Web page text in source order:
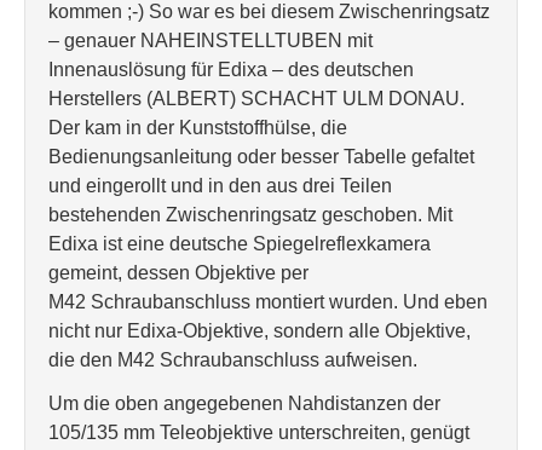
kommen ;-) So war es bei diesem Zwischenringsatz
– genauer NAHEINSTELLTUBEN mit
Innenauslösung für Edixa – des deutschen
Herstellers (ALBERT) SCHACHT ULM DONAU.
Der kam in der Kunststoffhülse, die
Bedienungsanleitung oder besser Tabelle gefaltet
und eingerollt und in den aus drei Teilen
bestehenden Zwischenringsatz geschoben. Mit
Edixa ist eine deutsche Spiegelreflexkamera
gemeint, dessen Objektive per
M42 Schraubanschluss montiert wurden. Und eben
nicht nur Edixa-Objektive, sondern alle Objektive,
die den M42 Schraubanschluss aufweisen.
Um die oben angegebenen Nahdistanzen der
105/135 mm Teleobjektive unterschreiten, genügt